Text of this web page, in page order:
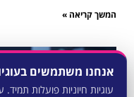
המשך קריאה »
אנחנו משתמשים
עוגיות חיוניות פועלות